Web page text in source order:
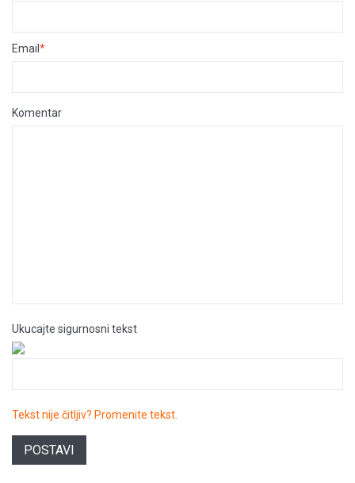
Email *
Komentar
Ukucajte sigurnosni tekst
Tekst nije čitljiv? Promenite tekst.
POSTAVI